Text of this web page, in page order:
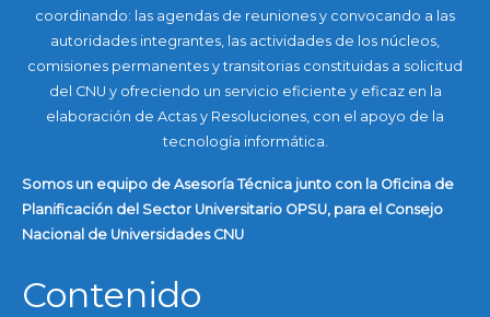
coordinando: las agendas de reuniones y convocando a las
autoridades integrantes, las actividades de los núcleos,
comisiones permanentes y transitorias constituidas a solicitud
del CNU y ofreciendo un servicio eficiente y eficaz en la
elaboración de Actas y Resoluciones, con el apoyo de la
tecnología informática.
Somos un equipo de Asesoría Técnica junto con la Oficina de
Planificación del Sector Universitario OPSU, para el Consejo
Nacional de Universidades CNU
Contenido